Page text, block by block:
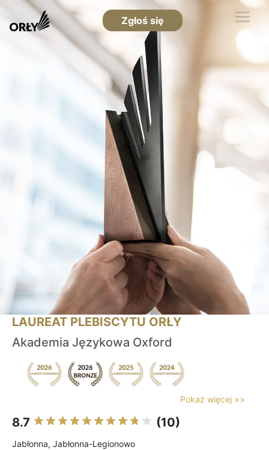
Zgłoś się
LAUREAT PLEBISCYTU ORŁY
Akademia Językowa Oxford
Pokaż więcej >>
8.7 (10)
Jabłonna, Jabłonna-Legionowo